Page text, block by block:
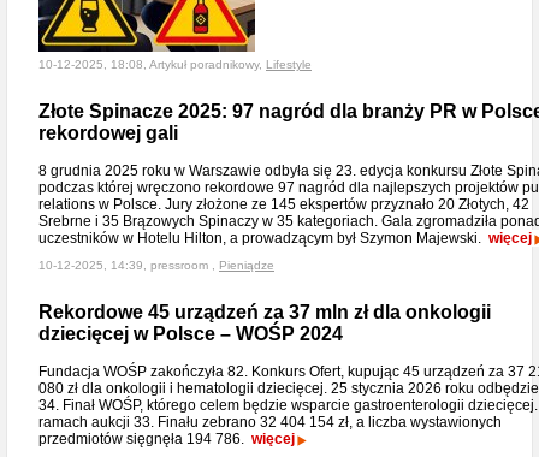
10-12-2025, 18:08, Artykuł poradnikowy, Lifestyle
Złote Spinacze 2025: 97 nagród dla branży PR w
rekordowej gali
8 grudnia 2025 roku w Warszawie odbyła się 23. edycja konkursu Złote
podczas której wręczono rekordowe 97 nagród dla najlepszych projektów
relations w Polsce. Jury złożone ze 145 ekspertów przyznało 20 Złotych, 42
Srebrne i 35 Brązowych Spinaczy w 35 kategoriach. Gala zgromadziła
uczestników w Hotelu Hilton, a prowadzącym był Szymon Majewski. więcej
10-12-2025, 14:39, pressroom , Pieniądze
Rekordowe 45 urządzeń za 37 mln zł dla onkologii
dziecięcej w Polsce – WOŚP 2024
Fundacja WOŚP zakończyła 82. Konkurs Ofert, kupując 45 urządzeń za 37
080 zł dla onkologii i hematologii dziecięcej. 25 stycznia 2026 roku
34. Finał WOŚP, którego celem będzie wsparcie gastroenterologii
ramach aukcji 33. Finału zebrano 32 404 154 zł, a liczba wystawionych
przedmiotów sięgnęła 194 786. więcej